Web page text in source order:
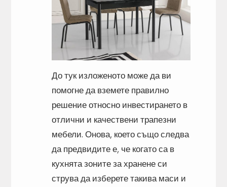
До тук изложеното може да ви
помогне да вземете правилно
решение относно инвестирането в
отлични и качествени трапезни
мебели. Онова, което също следва
да предвидите е, че когато са в
кухнята зоните за хранене си
струва да изберете такива маси и